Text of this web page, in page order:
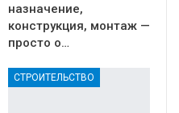
назначение,
конструкция, монтаж —
просто о…
СТРОИТЕЛЬСТВО